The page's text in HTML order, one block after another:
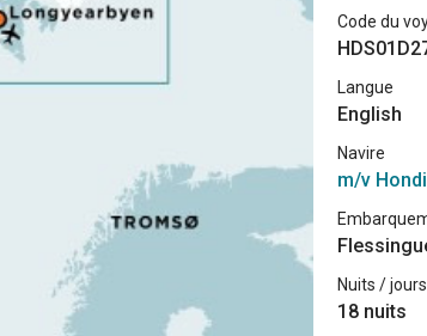
Code du
Langue
English
Navire
m/v
Nuits / jours
18 nuits